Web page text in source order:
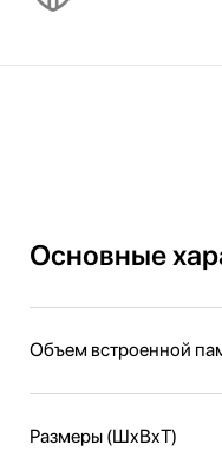
Основные
Объем встроенной
Размеры (ШxВxТ)